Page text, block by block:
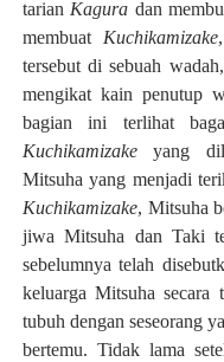
tarian Kagura dan
membuat Kuchikamizake
tersebut di sebuah
mengikat kain penutup
bagian ini terlihat
Kuchikamizakeyang
Mitsuha yang menjadi
Kuchikamizake, Mitsuha
jiwa Mitsuha dan Taki
sebelumnya telah
keluarga Mitsuha secara
tubuh dengan seseorang
bertemu. Tidak lama